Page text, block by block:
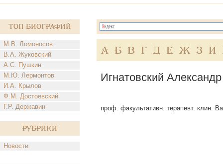
Топ Биографий
М.В. Ломоносов
В.А. Жуковский
А.С. Пушкин
М.Ю. Лермонтов
И.А. Крылов
Ф.М. Достоевский
Г.Р. Державин
Рубрики
Новости
А Б В Г Д Е Ж З И
Игнатовский
проф. факультативн. терапевт. клин.